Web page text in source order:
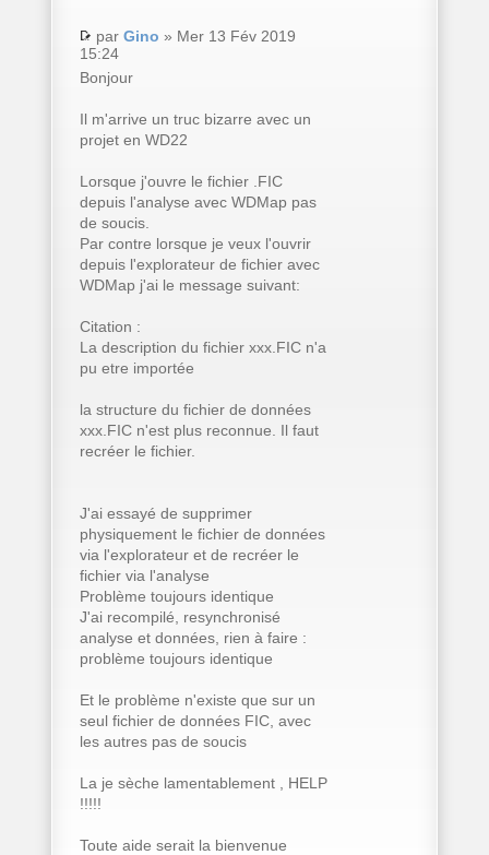
par Gino » Mer 13 Fév 2019
15:24
Bonjour
Il m'arrive un truc bizarre avec un
projet en WD22
Lorsque j'ouvre le fichier .FIC
depuis l'analyse avec WDMap pas
de soucis.
Par contre lorsque je veux l'ouvrir
depuis l'explorateur de fichier avec
WDMap j'ai le message suivant:
Citation :
La description du fichier xxx.FIC n'a
pu etre importée
la structure du fichier de données
xxx.FIC n'est plus reconnue. Il faut
recréer le fichier.
J'ai essayé de supprimer
physiquement le fichier de données
via l'explorateur et de recréer le
fichier via l'analyse
Problème toujours identique
J'ai recompilé, resynchronisé
analyse et données, rien à faire :
problème toujours identique
Et le problème n'existe que sur un
seul fichier de données FIC, avec
les autres pas de soucis
La je sèche lamentablement , HELP
!!!!!
Toute aide serait la bienvenue